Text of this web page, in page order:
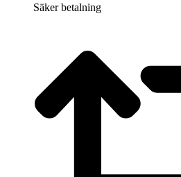
Säker betalning